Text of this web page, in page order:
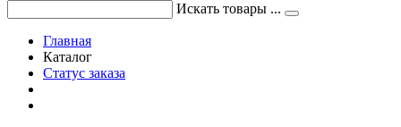
Искать товары ...
Главная
Каталог
Статус заказа